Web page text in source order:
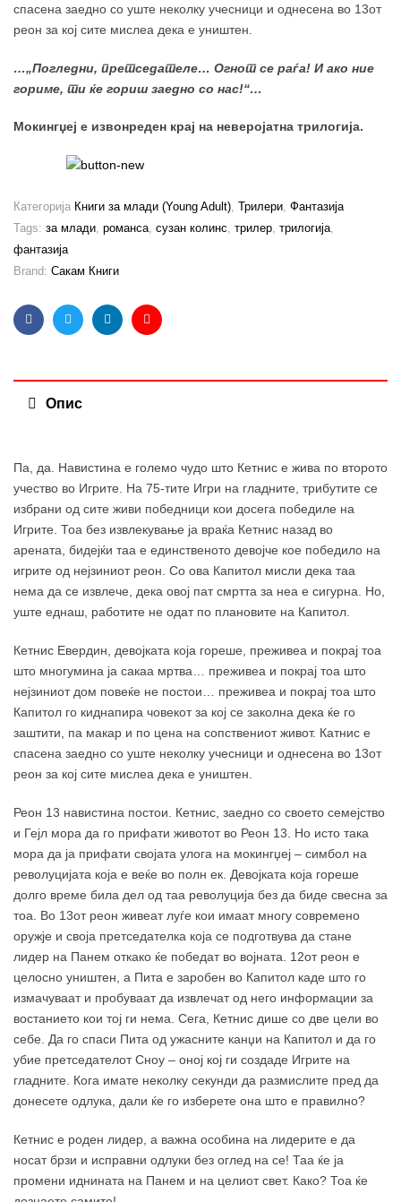
спасена заедно со уште неколку учесници и однесена во 13от
реон за кој сите мислеа дека е уништен.
…„Погледни, претседателе… Огнот се раѓа! И ако ние
гориме, ти ќе гориш заедно со нас!“…
Мокингџеј е извонреден крај на неверојатна трилогија.
Категорија Книги за млади (Young Adult), Трилери, Фантазија
Tags: за млади, романса, сузан колинс, трилер, трилогија,
фантазија
Brand: Сакам Книги
FacebookTwitterLinkedinEmail
Опис
Па, да. Навистина е големо чудо што Кетнис е жива по второто
учество во Игрите. На 75-тите Игри на гладните, трибутите се
избрани од сите живи победници кои досега победиле на
Игрите. Тоа без извлекување ја враќа Кетнис назад во
арената, бидејќи таа е единственото девојче кое победило на
игрите од нејзиниот реон. Со ова Капитол мисли дека таа
нема да се извлече, дека овој пат смртта за неа е сигурна. Но,
уште еднаш, работите не одат по плановите на Капитол.
Кетнис Евердин, девојката која гореше, преживеа и покрај тоа
што многумина ја сакаа мртва… преживеа и покрај тоа што
нејзиниот дом повеќе не постои… преживеа и покрај тоа што
Капитол го киднапира човекот за кој се заколна дека ќе го
заштити, па макар и по цена на сопствениот живот. Катнис е
спасена заедно со уште неколку учесници и однесена во 13от
реон за кој сите мислеа дека е уништен.
Реон 13 навистина постои. Кетнис, заедно со своето семејство
и Гејл мора да го прифати животот во Реон 13. Но исто така
мора да ја прифати својата улога на мокингџеј – симбол на
револуцијата која е веќе во полн ек. Девојката која гореше
долго време била дел од таа револуција без да биде свесна за
тоа. Во 13от реон живеат луѓе кои имаат многу современо
оружје и своја претседателка која се подготвува да стане
лидер на Панем откако ќе победат во војната. 12от реон е
целосно уништен, а Пита е заробен во Капитол каде што го
измачуваат и пробуваат да извлечат од него информации за
востанието кои тој ги нема. Сега, Кетнис дише со две цели во
себе. Да го спаси Пита од ужасните канџи на Капитол и да го
убие претседателот Сноу – оној кој ги создаде Игрите на
гладните. Кога имате неколку секунди да размислите пред да
донесете одлука, дали ќе го изберете она што е правилно?
Кетнис е роден лидер, а важна особина на лидерите е да
носат брзи и исправни одлуки без оглед на се! Таа ќе ја
промени иднината на Панем и на целиот свет. Како? Тоа ќе